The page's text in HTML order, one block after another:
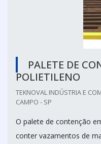
PALETE DE
POLIETILENO
TEKNOVAL INDÚSTRIA E
CAMPO - SP
O palete de contenção
conter vazamentos de